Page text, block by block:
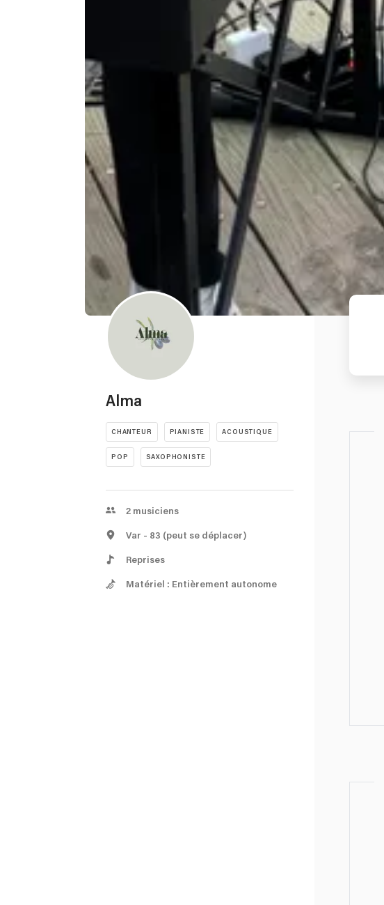
Alma
CHANTEUR PIANISTE ACOUSTIQUE
POP SAXOPHONISTE
2 musiciens
Var - 83 (peut se déplacer)
Reprises
Matériel : Entièrement autonome